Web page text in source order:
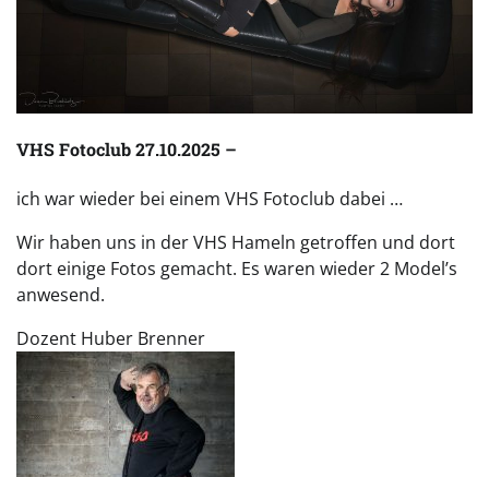
VHS Fotoclub 27.10.2025 –
ich war wieder bei einem VHS Fotoclub dabei …
Wir haben uns in der VHS Hameln getroffen und dort
dort einige Fotos gemacht. Es waren wieder 2 Model’s
anwesend.
Dozent Huber Brenner